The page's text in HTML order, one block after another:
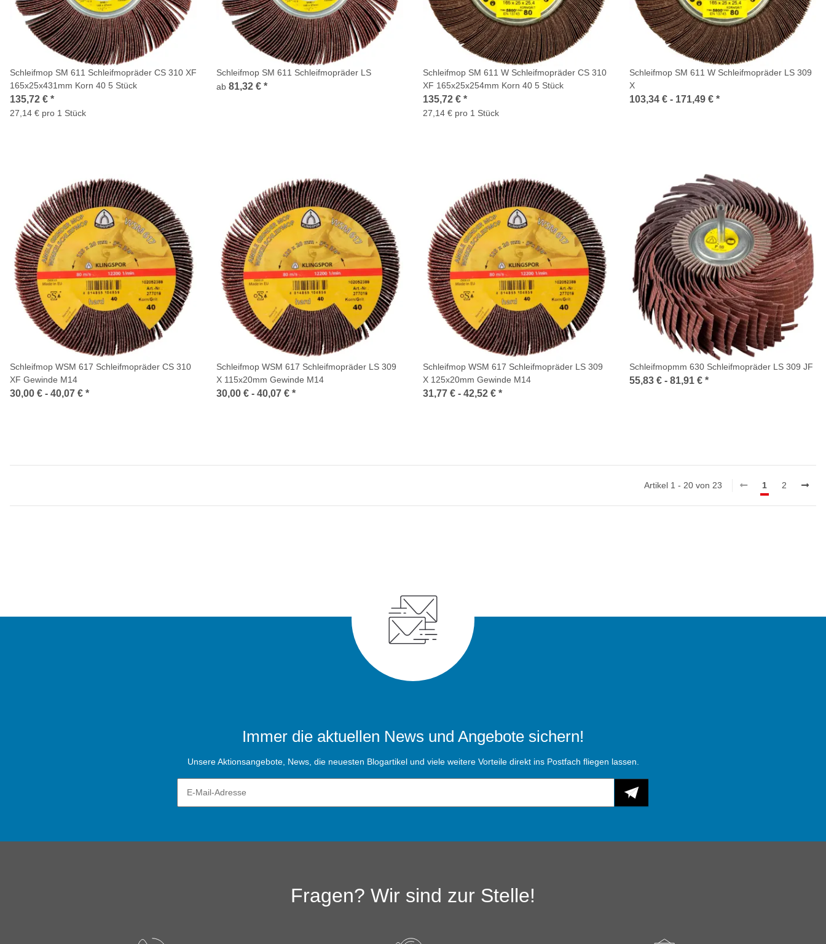
Schleifmop SM 611 Schleifmopräder CS 310 XF
165x25x431mm Korn 40 5 Stück
135,72 € *
27,14 € pro 1 Stück
Schleifmop SM 611 Schleifmopräder LS
ab 81,32 € *
Schleifmop SM 611 W Schleifmopräder CS 310
XF 165x25x254mm Korn 40 5 Stück
135,72 € *
27,14 € pro 1 Stück
Schleifmop SM 611 W Schleifmopräder LS 309
X
103,34 € - 171,49 € *
Schleifmop WSM 617 Schleifmopräder CS 310
XF Gewinde M14
30,00 € - 40,07 € *
Schleifmop WSM 617 Schleifmopräder LS 309
X 115x20mm Gewinde M14
30,00 € - 40,07 € *
Schleifmop WSM 617 Schleifmopräder LS 309
X 125x20mm Gewinde M14
31,77 € - 42,52 € *
Schleifmopmm 630 Schleifmopräder LS 309 JF
55,83 € - 81,91 € *
Artikel 1 - 20 von 23 1 2
Immer die aktuellen News und Angebote sichern!
Unsere Aktionsangebote, News, die neuesten Blogartikel und viele weitere Vorteile direkt ins Postfach fliegen lassen.
Fragen? Wir sind zur Stelle!